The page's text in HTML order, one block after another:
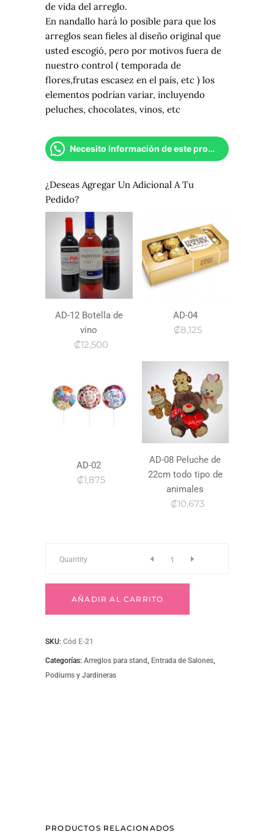
de vida del arreglo.
En nandallo hará lo posible para que los
arreglos sean fieles al diseño original que
usted escogió, pero por motivos fuera de
nuestro control ( temporada de
flores,frutas escasez en el país, etc ) los
elementos podrían variar, incluyendo
peluches, chocolates, vinos, etc
Necesito Información de este producto
¿Deseas Agregar Un Adicional A Tu
Pedido?
AD-12 Botella de
vino
₡12,500
AD-04
₡8,125
AD-02
₡1,875
AD-08 Peluche de
22cm todo tipo de
animales
₡10,673
E-
podium
Quantity
AÑADIR AL CARRITO
SKU: Cód E-21
Categorías: Arreglos para stand, Entrada de Salones,
Podiums y Jardineras
PRODUCTOS RELACIONADOS